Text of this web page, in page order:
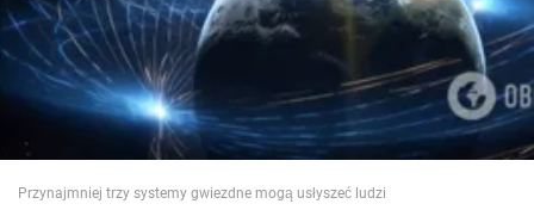
Świat
Jedzenie
Przynajmniej trzy systemy gwiezdne mogą usłyszeć ludzi